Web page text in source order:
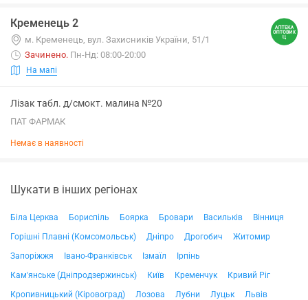
Кременець 2
м. Кременець, вул. Захисників України, 51/1
Зачинено. Пн-Нд: 08:00-20:00
На мапі
Лізак табл. д/смокт. малина №20
ПАТ ФАРМАК
Немає в наявності
Шукати в інших регіонах
Біла Церква Бориспіль Боярка Бровари Васильків
Вінниця
Горішні Плавні (Комсомольськ)
Дніпро Дрогобич
Житомир
Запоріжжя
Івано-Франківськ Ізмаїл
Ірпінь
Кам'янське (Дніпродзержинськ)
Київ Кременчук
Кривий Ріг
Кропивницький (Кіровоград)
Лозова Лубни Луцьк
Львів